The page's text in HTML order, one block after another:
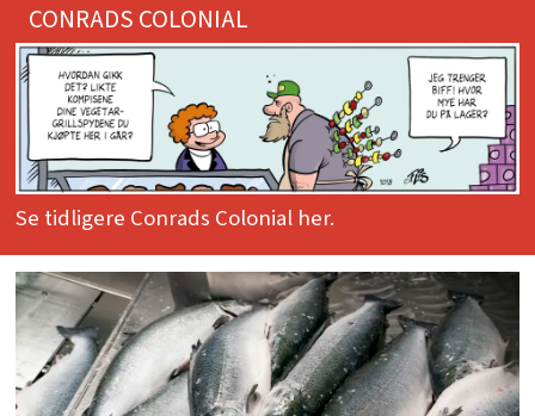
CONRADS COLONIAL
Se tidligere Conrads Colonial her.